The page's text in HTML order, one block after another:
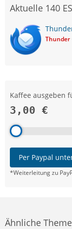
Aktuelle 140
Thunder
Kaffee ausgeben
3,00 €
Per Paypal
*Weiterleitung zu
Ähnliche